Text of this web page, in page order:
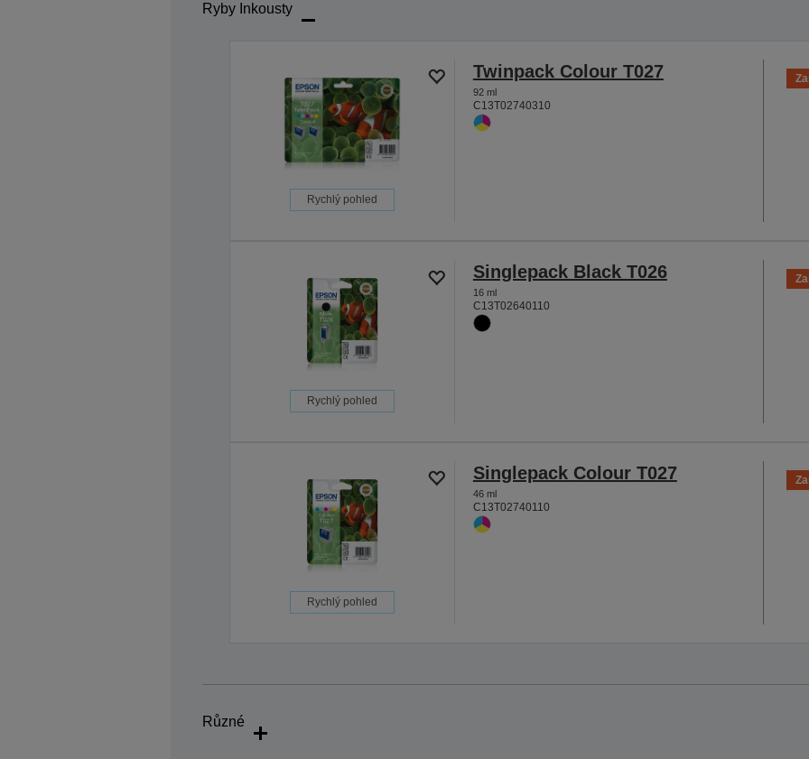
Ryby Inkousty
Rychlý pohled
Twinpack Colour T027
92 ml
C13T02740310
Rychlý pohled
Singlepack Black T026
16 ml
C13T02640110
Rychlý pohled
Singlepack Colour T027
46 ml
C13T02740110
Různé